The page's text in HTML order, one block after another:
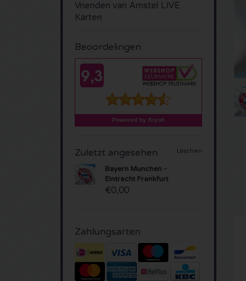
Vrienden van Amstel LIVE
Karten
Beoordelingen
Zuletzt angesehen Löschen
Bayern Munchen -
Eintracht Frankfurt
€0,00
Zahlungsarten